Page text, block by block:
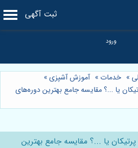
ثبت آگهی
» خدمات » آموزش آشپزی»
یا ...؟ مقایسه جامع بهترین دوره‌های
یا ...؟ مقایسه جامع بهترین